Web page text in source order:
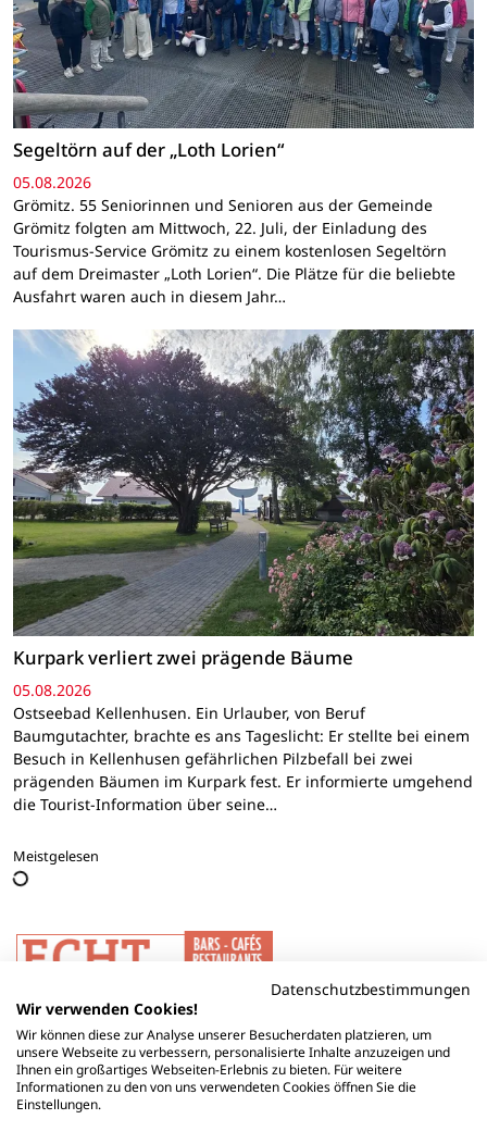
Segeltörn auf der „Loth Lorien“
05.08.2026
Grömitz. 55 Seniorinnen und Senioren aus der Gemeinde
Grömitz folgten am Mittwoch, 22. Juli, der Einladung des
Tourismus-Service Grömitz zu einem kostenlosen Segeltörn
auf dem Dreimaster „Loth Lorien“. Die Plätze für die beliebte
Ausfahrt waren auch in diesem Jahr…
Kurpark verliert zwei prägende Bäume
05.08.2026
Ostseebad Kellenhusen. Ein Urlauber, von Beruf
Baumgutachter, brachte es ans Tageslicht: Er stellte bei einem
Besuch in Kellenhusen gefährlichen Pilzbefall bei zwei
prägenden Bäumen im Kurpark fest. Er informierte umgehend
die Tourist-Information über seine…
Meistgelesen
Datenschutzbestimmungen
Wir verwenden Cookies!
Wir können diese zur Analyse unserer Besucherdaten platzieren, um
unsere Webseite zu verbessern, personalisierte Inhalte anzuzeigen und
Ihnen ein großartiges Webseiten-Erlebnis zu bieten. Für weitere
Informationen zu den von uns verwendeten Cookies öffnen Sie die
Einstellungen.